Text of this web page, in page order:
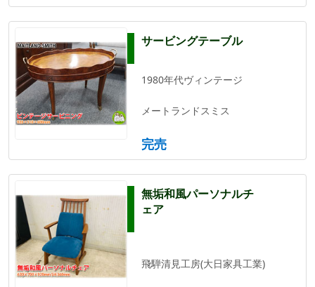
サービングテーブル
1980年代ヴィンテージ
メートランドスミス
完売
無垢和風パーソナルチ
ェア
飛騨清見工房(大日家具工業)